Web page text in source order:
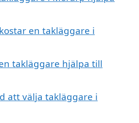
en takläggare i
takläggare hjälpa till
att välja takläggare i